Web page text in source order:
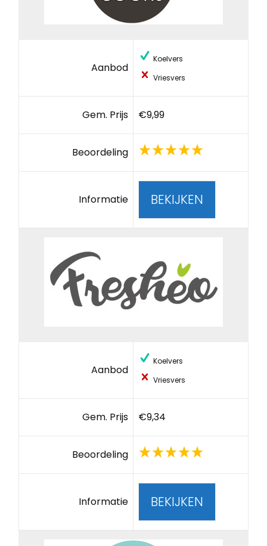
Aanbod
Koelvers
Vriesvers
Gem. Prijs €9,99
Beoordeling
Informatie BEKIJKEN
Aanbod
Koelvers
Vriesvers
Gem. Prijs €9,34
Beoordeling
Informatie BEKIJKEN